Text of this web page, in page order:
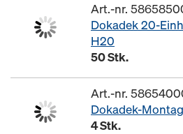
Art.-nr.
Dokadek 20-
H20
50 Stk.
Art.-nr.
Dokadek-
4 Stk.